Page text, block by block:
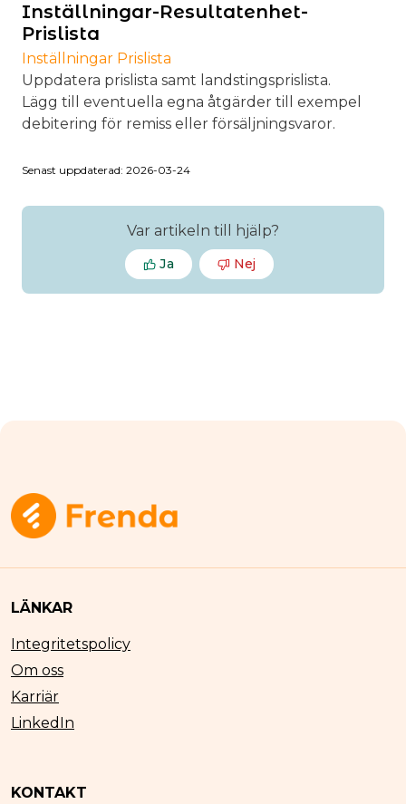
Inställningar-Resultatenhet-
Prislista
Inställningar Prislista
Uppdatera prislista samt landstingsprislista.
Lägg till eventuella egna åtgärder till exempel
debitering för remiss eller försäljningsvaror.
Senast uppdaterad: 2026-03-24
Var artikeln till hjälp?
Nej
Ja
LÄNKAR
Integritetspolicy
Om oss
Karriär
LinkedIn
KONTAKT